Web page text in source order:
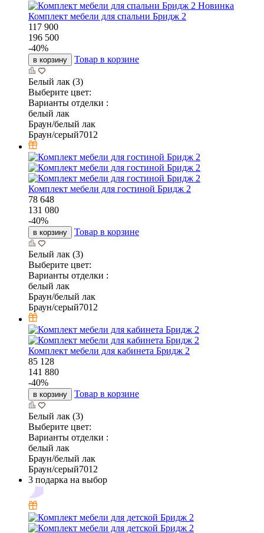
Новинка
Комплект мебели для спальни Бридж 2
117 900
196 500
-40%
в корзину Товар в корзине
Белый лак (3)
Выберите цвет:
Варианты отделки :
белый лак
Браун/белый лак
Браун/серый7012
Комплект мебели для гостиной Бридж 2
78 648
131 080
-40%
в корзину Товар в корзине
Белый лак (3)
Выберите цвет:
Варианты отделки :
белый лак
Браун/белый лак
Браун/серый7012
Комплект мебели для кабинета Бридж 2
85 128
141 880
-40%
в корзину Товар в корзине
Белый лак (3)
Выберите цвет:
Варианты отделки :
белый лак
Браун/белый лак
Браун/серый7012
3 подарка на выбор